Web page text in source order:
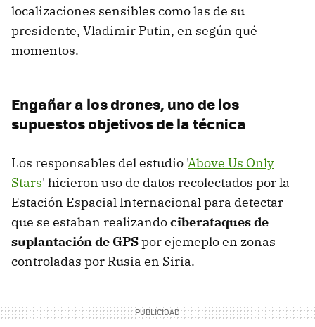
localizaciones sensibles como las de su
presidente, Vladimir Putin, en según qué
momentos.
Engañar a los drones, uno de los
supuestos objetivos de la técnica
Los responsables del estudio 'Above Us Only
Stars' hicieron uso de datos recolectados por la
Estación Espacial Internacional para detectar
que se estaban realizandociberataques de
suplantación de GPSpor ejemeplo en zonas
controladas por Rusia en Siria.